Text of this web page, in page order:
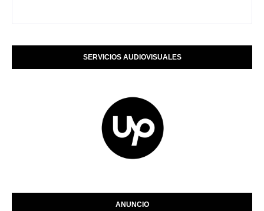
SERVICIOS AUDIOVISUALES
ANUNCIO